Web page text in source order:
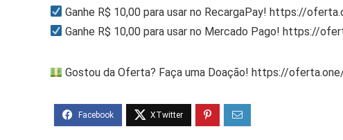
Ganhe R$ 10,00 para usar no RecargaPay! https://
Ganhe R$ 10,00 para usar no Mercado Pago! https://
Gostou da Oferta? Faça uma Doação! https://